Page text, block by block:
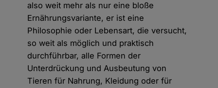
also weit mehr als nur eine bloße
Ernährungsvariante, er ist eine
Philosophie oder Lebensart, die versucht,
so weit als möglich und praktisch
durchführbar, alle Formen der
Unterdrückung und Ausbeutung von
Tieren für Nahrung, Kleidung oder für